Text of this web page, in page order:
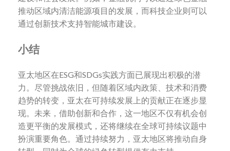
推动区域内清洁能源项目的发展，而科技企业则可以
通过创新技术支持智能城市建设。
小结
亚太地区在ESG和SDGs实践方面已展现出积极的潜
力。尽管挑战依旧，但随着区域内政策、技术和消费
趋势的转变，亚太在可持续发展上的贡献正在逐步显
现。未来，借助创新和合作，这一地区不仅有机会创
造更平衡的发展模式，还将继续在全球可持续议题中
扮演重要角色。通过持续努力，亚太地区将推动自身